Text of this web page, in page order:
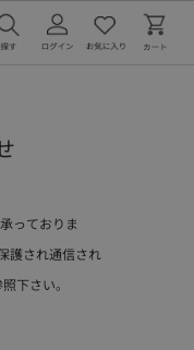
っておりま
護され通信され
下さい。